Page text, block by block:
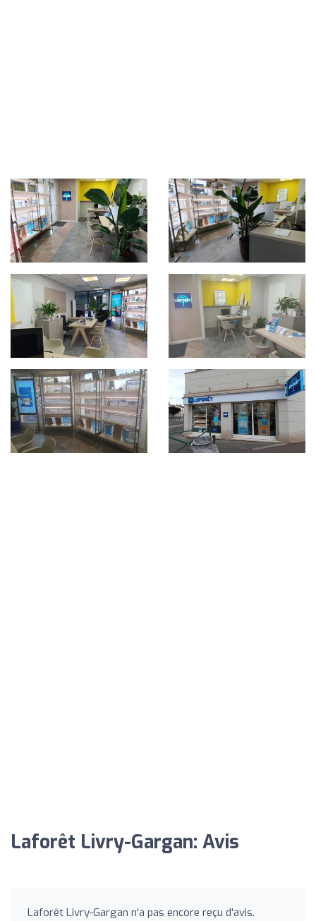
Laforêt Livry-Gargan: Avis
Laforêt Livry-Gargan n'a pas encore reçu d'avis.